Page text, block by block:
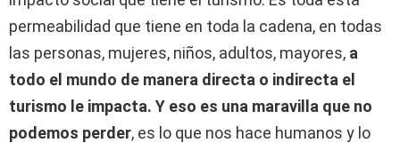
permeabilidad que tiene en toda la cadena, en todas
las personas, mujeres, niños, adultos, mayores, a
todo el mundo de manera directa o indirecta el
turismo le impacta. Y eso es una maravilla que no
podemos perder, es lo que nos hace humanos y lo